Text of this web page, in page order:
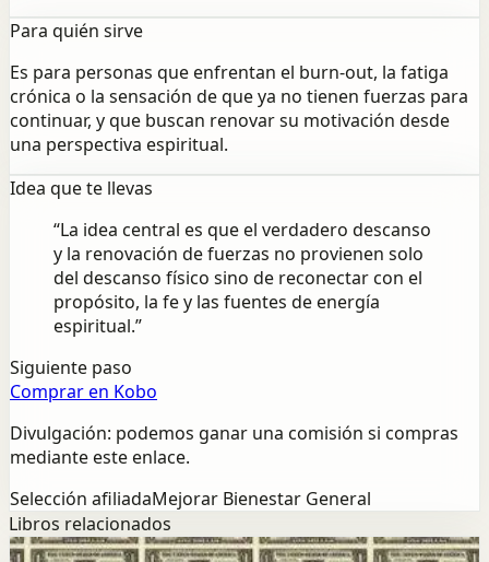
Para quién sirve
Es para personas que enfrentan el burn-out, la fatiga
crónica o la sensación de que ya no tienen fuerzas para
continuar, y que buscan renovar su motivación desde
una perspectiva espiritual.
Idea que te llevas
“La idea central es que el verdadero descanso
y la renovación de fuerzas no provienen solo
del descanso físico sino de reconectar con el
propósito, la fe y las fuentes de energía
espiritual.”
Siguiente paso
Comprar en Kobo
Divulgación: podemos ganar una comisión si compras
mediante este enlace.
Selección afiliadaMejorar Bienestar General
Libros relacionados
ExitoMentalidad